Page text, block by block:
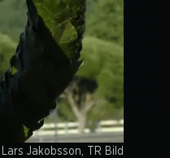
Lars Jakobsson, TR Bild